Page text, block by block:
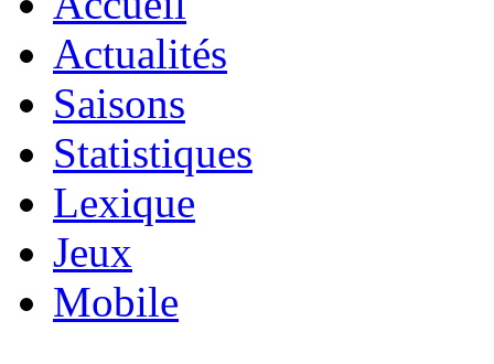
Actualités
Saisons
Statistiques
Lexique
Jeux
Mobile